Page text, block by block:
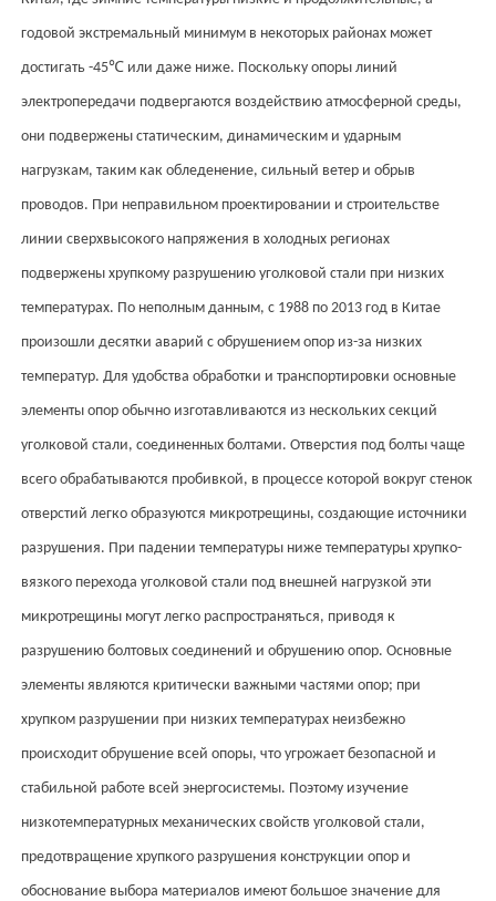
годовой экстремальный минимум в некоторых районах может
достигать -45℃или даже ниже. Поскольку опоры линий
электропередачи подвергаются воздействию атмосферной среды,
они подвержены статическим, динамическим и ударным
нагрузкам, таким как обледенение, сильный ветер и обрыв
проводов. При неправильном проектировании и строительстве
линии сверхвысокого напряжения в холодных регионах
подвержены хрупкому разрушению уголковой стали при низких
температурах. По неполным данным, с 1988 по 2013 год в Китае
произошли десятки аварий с обрушением опор из-за низких
температур. Для удобства обработки и транспортировки основные
элементы опор обычно изготавливаются из нескольких секций
уголковой стали, соединенных болтами. Отверстия под болты чаще
всего обрабатываются пробивкой, в процессе которой вокруг стенок
отверстий легко образуются микротрещины, создающие источники
разрушения. При падении температуры ниже температуры хрупко-
вязкого перехода уголковой стали под внешней нагрузкой эти
микротрещины могут легко распространяться, приводя к
разрушению болтовых соединений и обрушению опор. Основные
элементы являются критически важными частями опор; при
хрупком разрушении при низких температурах неизбежно
происходит обрушение всей опоры, что угрожает безопасной и
стабильной работе всей энергосистемы. Поэтому изучение
низкотемпературных механических свойств уголковой стали,
предотвращение хрупкого разрушения конструкции опор и
обоснование выбора материалов имеют большое значение для